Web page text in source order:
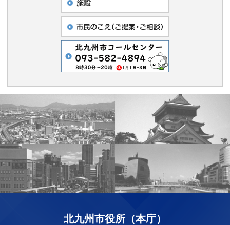
北九州市役所（本庁）